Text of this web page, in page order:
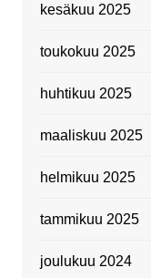
kesäkuu 2025
toukokuu 2025
huhtikuu 2025
maaliskuu 2025
helmikuu 2025
tammikuu 2025
joulukuu 2024